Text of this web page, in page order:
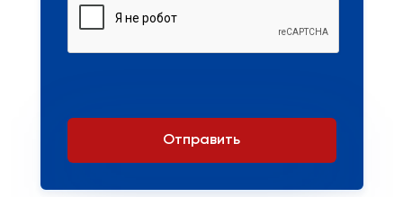
Отправить